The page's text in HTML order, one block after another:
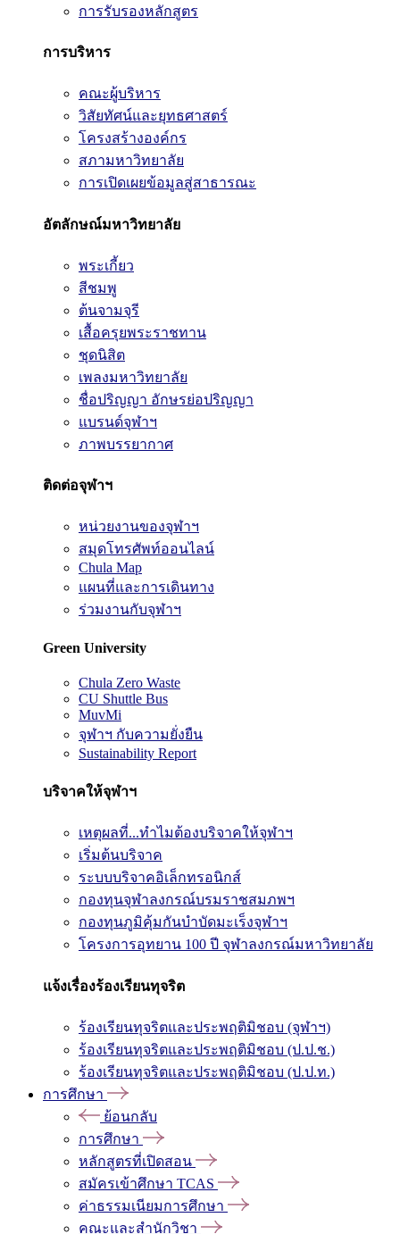
การรับรองหลักสูตร
การบริหาร
คณะผู้บริหาร
วิสัยทัศน์และยุทธศาสตร์
โครงสร้างองค์กร
สภามหาวิทยาลัย
การเปิดเผยข้อมูลสู่สาธารณะ
อัตลักษณ์มหาวิทยาลัย
พระเกี้ยว
สีชมพู
ต้นจามจุรี
เสื้อครุยพระราชทาน
ชุดนิสิต
เพลงมหาวิทยาลัย
ชื่อปริญญา อักษรย่อปริญญา
แบรนด์จุฬาฯ
ภาพบรรยากาศ
ติดต่อจุฬาฯ
หน่วยงานของจุฬาฯ
สมุดโทรศัพท์ออนไลน์
Chula Map
แผนที่และการเดินทาง
ร่วมงานกับจุฬาฯ
Green University
Chula Zero Waste
CU Shuttle Bus
MuvMi
จุฬาฯ กับความยั่งยืน
Sustainability Report
บริจาคให้จุฬาฯ
เหตุผลที่...ทำไมต้องบริจาคให้จุฬาฯ
เริ่มต้นบริจาค
ระบบบริจาคอิเล็กทรอนิกส์
กองทุนจุฬาลงกรณ์บรมราชสมภพฯ
กองทุนภูมิคุ้มกันบำบัดมะเร็งจุฬาฯ
โครงการอุทยาน 100 ปี จุฬาลงกรณ์มหาวิทยาลัย
แจ้งเรื่องร้องเรียนทุจริต
ร้องเรียนทุจริตและประพฤติมิชอบ (จุฬาฯ)
ร้องเรียนทุจริตและประพฤติมิชอบ (ป.ป.ช.)
ร้องเรียนทุจริตและประพฤติมิชอบ (ป.ป.ท.)
การศึกษา
ย้อนกลับ
การศึกษา
หลักสูตรที่เปิดสอน
สมัครเข้าศึกษา TCAS
ค่าธรรมเนียมการศึกษา
คณะและสำนักวิชา